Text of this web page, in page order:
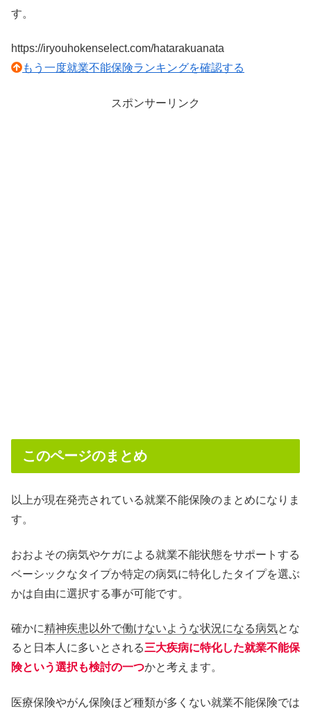
す。
https://iryouhokenselect.com/hatarakuanata
もう一度就業不能保険ランキングを確認する
スポンサーリンク
このページのまとめ
以上が現在発売されている就業不能保険のまとめになりま
す。
おおよその病気やケガによる就業不能状態をサポートする
ベーシックなタイプか特定の病気に特化したタイプを選ぶ
かは自由に選択する事が可能です。
確かに精神疾患以外で働けないような状況になる病気とな
ると日本人に多いとされる三大疾病に特化した就業不能保
険という選択も検討の一つかと考えます。
医療保険やがん保険ほど種類が多くない就業不能保険では